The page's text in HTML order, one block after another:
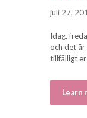
juli 27,
Idag,
och det
tillfälligt
Learn